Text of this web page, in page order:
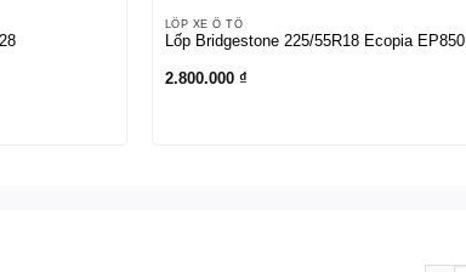
LỐP XE Ô TÔ
Lốp Bridgestone 225/55R18 Ecopia EP850
2.800.000 ₫